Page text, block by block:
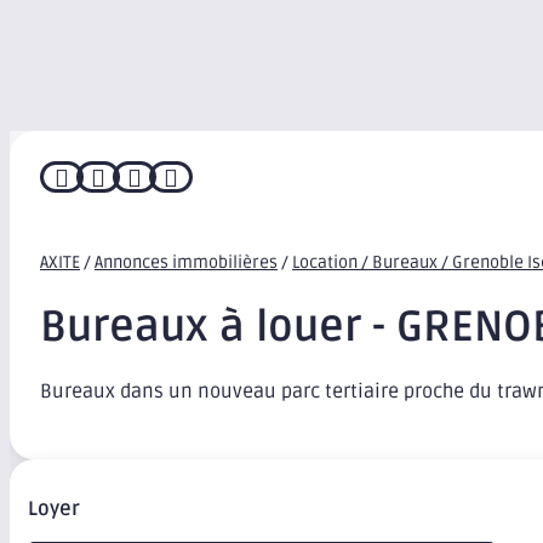
   
AXITE/Annonces immobilières / Location / Bureaux / Grenoble
Bureaux à louer -
Bureaux dans un nouveau parc tertiaire proche du
Loyer